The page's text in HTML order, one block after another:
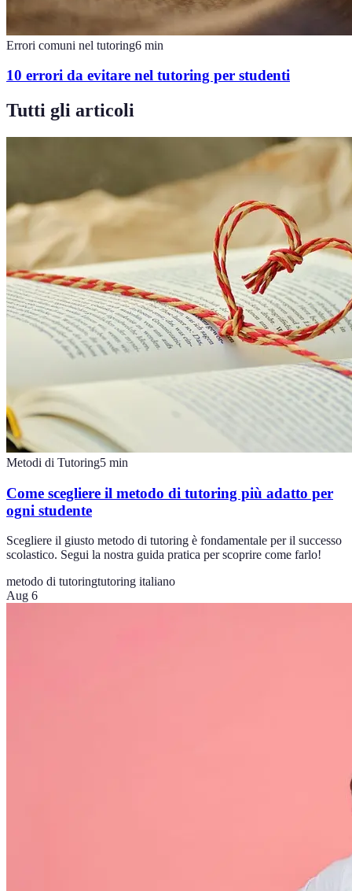
Errori comuni nel tutoring6 min
10 errori da evitare nel tutoring per studenti
Tutti gli articoli
Metodi di Tutoring5 min
Come scegliere il metodo di tutoring più adatto per
ogni studente
Scegliere il giusto metodo di tutoring è fondamentale per il successo
scolastico. Segui la nostra guida pratica per scoprire come farlo!
metodo di tutoringtutoring italiano
Aug 6